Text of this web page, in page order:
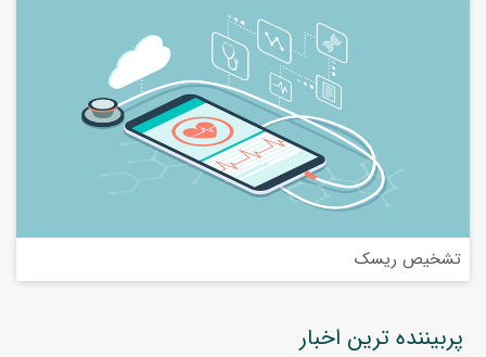
تشخیص ریسک
پربیننده ترین اخبار